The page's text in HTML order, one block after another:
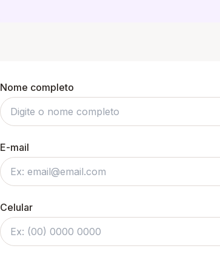
Nome completo
E-mail
Celular